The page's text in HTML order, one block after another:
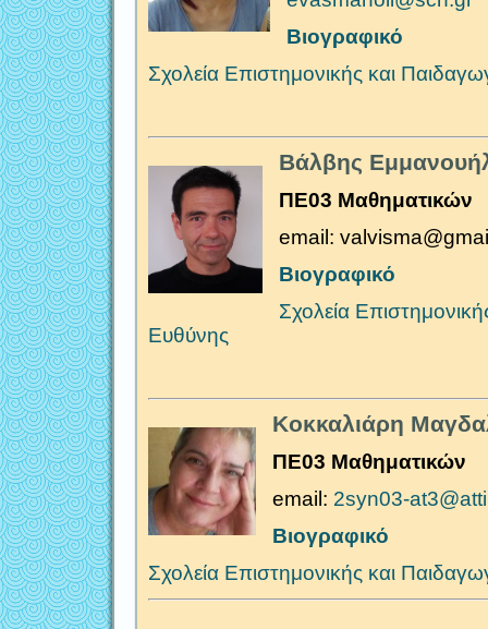
Βιογραφικό
Σχολεία Επιστημονικής και
Βάλβης
ΠΕ03 Μαθηματικών
email:
Βιογραφικό
Σχολεία
Ευθύνης
Κοκκαλιάρη
ΠΕ03 Μαθηματικών
email: 2syn03-
Βιογραφικό
Σχολεία Επιστημονικής και